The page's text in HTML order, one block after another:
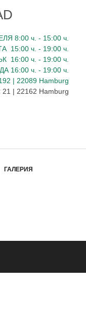
8:00 ч. - 15:00 ч.
15:00 ч. - 19:00 ч.
16:00 ч. - 19:00 ч.
16:00 ч. - 19:00 ч.
| 22089 Hamburg
21 | 22162 Hamburg
ГАЛЕРИЯ